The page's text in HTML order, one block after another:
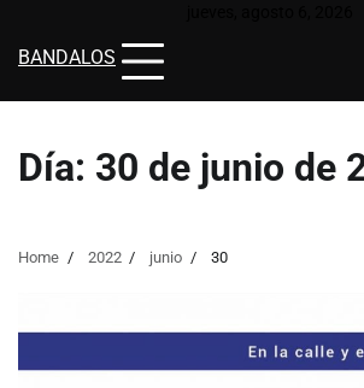
content
BANDALOS
Día: 30 de junio de
Home 2022 junio 30